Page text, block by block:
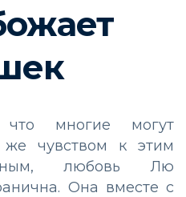
многие могут
же чувством к этим
любовь Лю
Она вместе с